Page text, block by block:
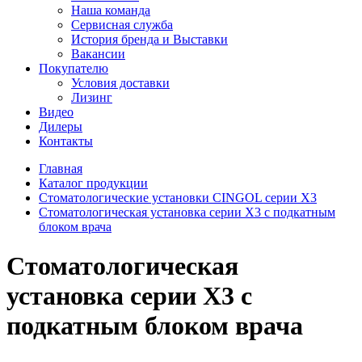
Наша команда
Сервисная служба
История бренда и Выставки
Вакансии
Покупателю
Условия доставки
Лизинг
Видео
Дилеры
Контакты
Главная
Каталог продукции
Стоматологические установки CINGOL серии Х3
Стоматологическая установка серии X3 с подкатным
блоком врача
Стоматологическая
установка серии X3 с
подкатным блоком врача